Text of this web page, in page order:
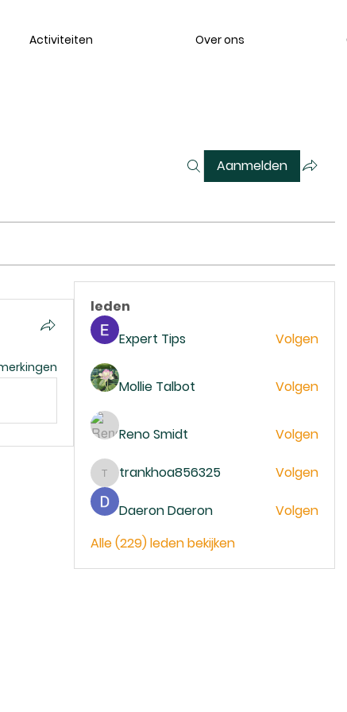
Activiteiten Over ons
Aanmelden
leden
Expert Tips
Volgen
Mollie Talbot Volgen
Reno Smidt Volgen
trankhoa856325
trankhoa856325 Volgen
Daeron Daeron
Volgen
Alle (229) leden bekijken